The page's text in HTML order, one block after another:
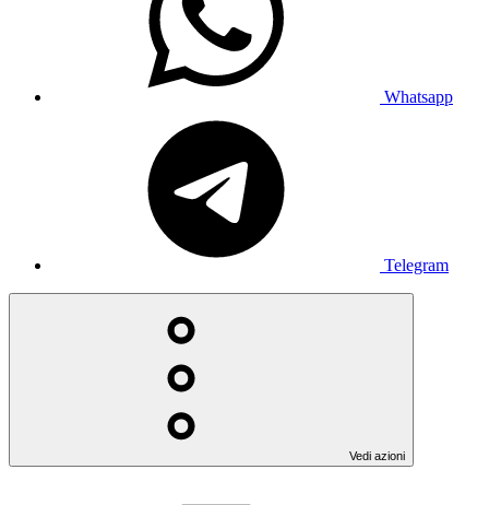
Whatsapp
Telegram
Vedi azioni